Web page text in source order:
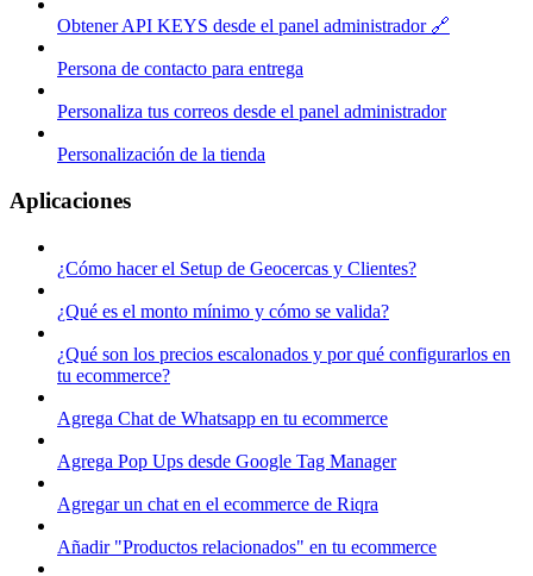
Obtener API KEYS desde el panel administrador 🔗
Persona de contacto para entrega
Personaliza tus correos desde el panel administrador
Personalización de la tienda
Aplicaciones
¿Cómo hacer el Setup de Geocercas y Clientes?
¿Qué es el monto mínimo y cómo se valida?
¿Qué son los precios escalonados y por qué configurarlos en
tu ecommerce?
Agrega Chat de Whatsapp en tu ecommerce
Agrega Pop Ups desde Google Tag Manager
Agregar un chat en el ecommerce de Riqra
Añadir "Productos relacionados" en tu ecommerce